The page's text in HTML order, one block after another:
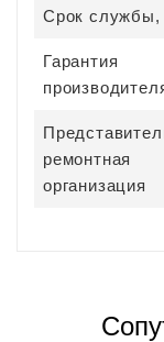
Срок службы,
Гарантия
ремонтная
организация